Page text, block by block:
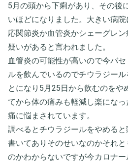
5月の頭から下痢があり、その後
いほどになりました。大きい病
応関節炎か血管炎かシェーグレ
疑いがあると言われました。
血管炎の可能性が高いので今バ
ルを飲んでいるのでチウラジー
とになり5月25日から飲むのをや
てから体の痛みも軽減し楽にな
痛に悩まされています。
調べるとチウラジールをやめる
書いてありそのせいなのかそれ
のかわからないですが今カロナ